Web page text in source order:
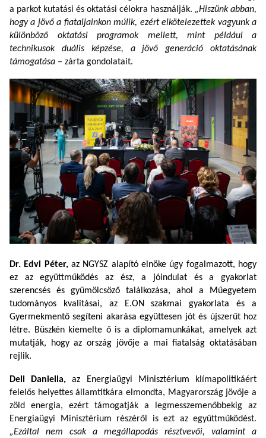
a parkot kutatási és oktatási célokra használják. „Hiszünk abban,
hogy a jövő a fiataljainkon múlik, ezért elkötelezettek vagyunk a
különböző oktatási programok mellett, mint például a
technikusok duális képzése, a jövő generáció oktatásának
támogatása – zárta gondolatait.
Dr. Edvi Péter, az NGYSZ alapító elnöke úgy fogalmazott, hogy
ez az együttműködés az ész, a jóindulat és a gyakorlat
szerencsés és gyümölcsöző találkozása, ahol a Műegyetem
tudományos kvalitásai, az E.ON szakmai gyakorlata és a
Gyermekmentő segíteni akarása együttesen jót és újszerűt hoz
létre. Büszkén kiemelte ő is a diplomamunkákat, amelyek azt
mutatják, hogy az ország jövője a mai fiatalság oktatásában
rejlik.
Deli Daniella,az Energiaügyi Minisztérium
klímapolitikáért
felelős helyettes államtitkára elmondta, Magyarország jövője a
zöld energia, ezért támogatják a legmesszemenőbbekig az
Energiaügyi Minisztérium részéről is ezt az együttműködést.
„Ezáltal nem csak a megállapodás résztvevői, valamint a